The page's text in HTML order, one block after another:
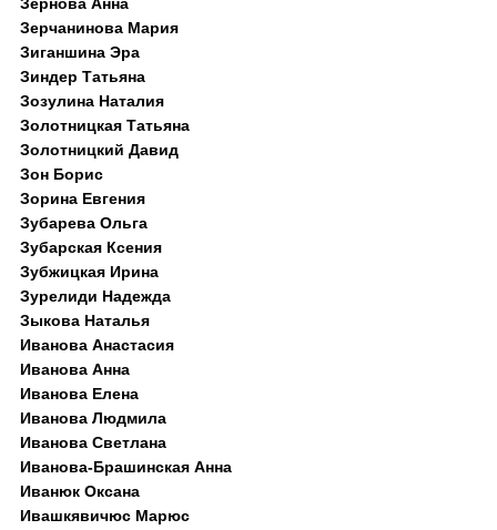
Зерчанинова Мария
Зиганшина Эра
Зиндер Татьяна
Зозулина Наталия
Золотницкая Татьяна
Золотницкий Давид
Зон Борис
Зорина Евгения
Зубарева Ольга
Зубарская Ксения
Зубжицкая Ирина
Зурелиди Надежда
Зыкова Наталья
Иванова Анастасия
Иванова Анна
Иванова Елена
Иванова Людмила
Иванова Светлана
Иванова-Брашинская Анна
Иванюк Оксана
Ивашкявичюс Марюс